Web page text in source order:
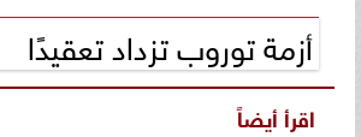
أزمة توروب تزداد تعقيدًا
اقرأ أيضاً